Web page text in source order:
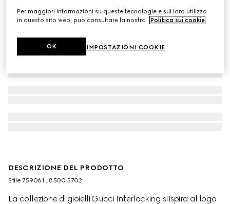
DESCRIZIONE DEL PRODOTTO
Stile ‎759061 J8500 5702
La collezione di gioielli Gucci Interlocking si ispira al logo
Per maggiori informazioni su queste tecnologie e sul loro utilizzo
in questo sito web, può consultare la nostra
Politica sui cookie.
IMPOSTAZIONI COOKIE
OK